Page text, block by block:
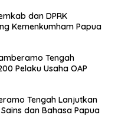
dan DPRK
Kemenkumham Papua
Tengah
Pelaku Usaha OAP
Tengah Lanjutkan
dan Bahasa Papua